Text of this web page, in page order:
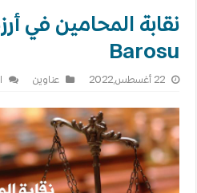
Barosu
22 أغسطس,2022 عناوين